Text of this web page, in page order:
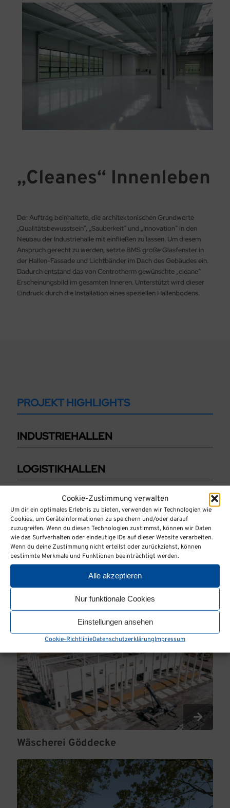
Cookie-Zustimmung verwalten
Um dir ein optimales Erlebnis zu bieten, verwenden wir Technologien wie
Cookies, um Geräteinformationen zu speichern und/oder darauf
zuzugreifen. Wenn du diesen Technologien zustimmst, können wir Daten
wie das Surfverhalten oder eindeutige IDs auf dieser Website verarbeiten.
Wenn du deine Zustimmung nicht erteilst oder zurückziehst, können
bestimmte Merkmale und Funktionen beeinträchtigt werden.
Alle akzeptieren
Nur funktionale Cookies
Einstellungen ansehen
Cookie-RichtlinieDatenschutzerklärungImpressum
„Cleanes“ Innenleben
Der Auftrag beinhaltete, die architektonischen Grundwerte
„Qualitätsbewusstsein“, „Sauberkeit“ und „Innovation“ in den
Neubau der Industriehalle mit einfließen zu lassen. Um diesem
Anspruch gerecht zu werden, setzte BMS große Glasfenster in
der Hallen-Fassade und Lichtbänder im Dach des Gebäudes ein.
Dadurch entstand das von Centrotherm gewünschte „cleane“
Erscheinungsbild im gesamten Inneren. Unterstützt wird dieser
Eindruck durch die Installation eines speziellen Hallenbodens.
PROJEKT HIGHLIGHTS
INDUSTRIEHALLEN
LOGISTIKHALLEN
VERWALTUNGSBAUTEN
Wäscherei Göddecke